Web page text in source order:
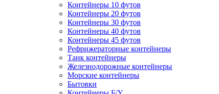
Контейнеры 10 футов
Контейнеры 20 футов
Контейнеры 30 футов
Контейнеры 40 футов
Контейнеры 45 футов
Рефрижераторные контейнеры
Танк контейнеры
Железнодорожные контейнеры
Морские контейнеры
Бытовки